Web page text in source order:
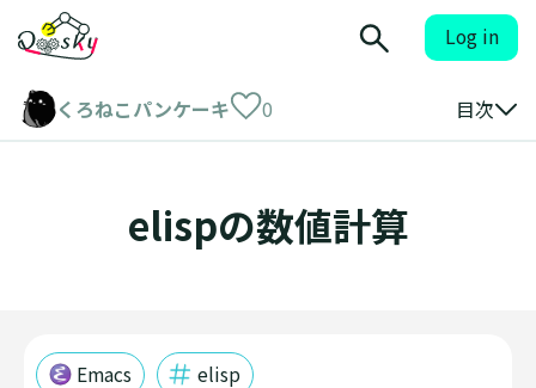
Log in
くろねこパンケーキ 0 目次
elispの数値計算
Emacs elisp